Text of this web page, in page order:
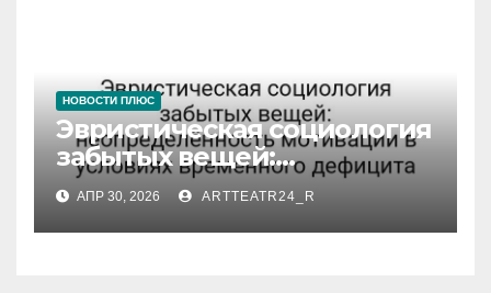
НОВОСТИ ПЛЮС
Эвристическая социология
забытых вещей:
неопределённость
мотивации в условиях
временного дефицита
АПР 30, 2026 ARTTEATR24_R